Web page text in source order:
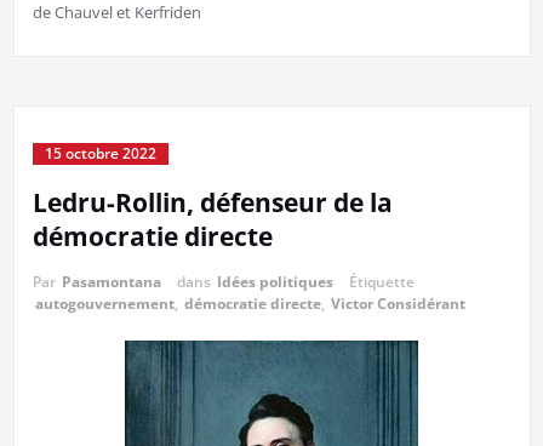
de Chauvel et Kerfriden
15 octobre 2022
Ledru-Rollin, défenseur de la
démocratie directe
Par Pasamontana dans Idées politiques
Étiquette
autogouvernement, démocratie directe, Victor Considérant